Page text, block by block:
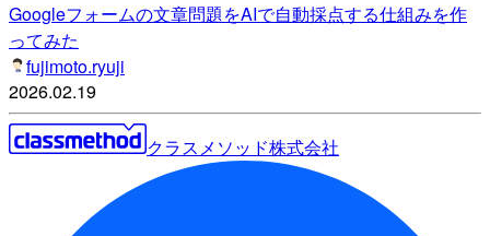
Googleフォームの文章問題をAIで自動採点する仕組みを作
ってみた
fujimoto.ryuji
2026.02.19
クラスメソッド株式会社